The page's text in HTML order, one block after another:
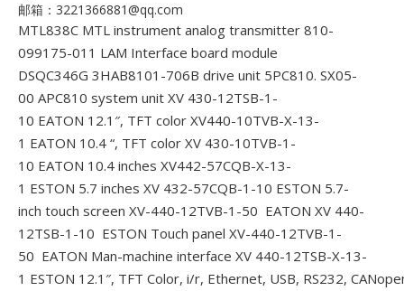
邮箱：3221366881@qq.com
MTL838C MTL instrument analog transmitter 810-
099175-011 LAM Interface board module
DSQC346G 3HAB8101-706B drive unit 5PC810. SX05-
00 APC810 system unit XV 430-12TSB-1-
10 EATON 12.1″, TFT color XV440-10TVB-X-13-
1 EATON 10.4 “, TFT color XV 430-10TVB-1-
10 EATON 10.4 inches XV442-57CQB-X-13-
1 ESTON 5.7 inches XV 432-57CQB-1-10 ESTON 5.7-
inch touch screen XV-440-12TVB-1-50 EATON XV 440-
12TSB-1-10 ESTON Touch panel XV-440-12TVB-1-
50 EATON Man-machine interface XV 440-12TSB-X-13-
1 ESTON 12.1″, TFT Color, i/r, Ethernet, USB, RS232,